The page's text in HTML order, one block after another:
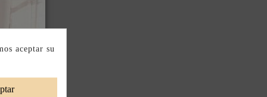
aceptar su